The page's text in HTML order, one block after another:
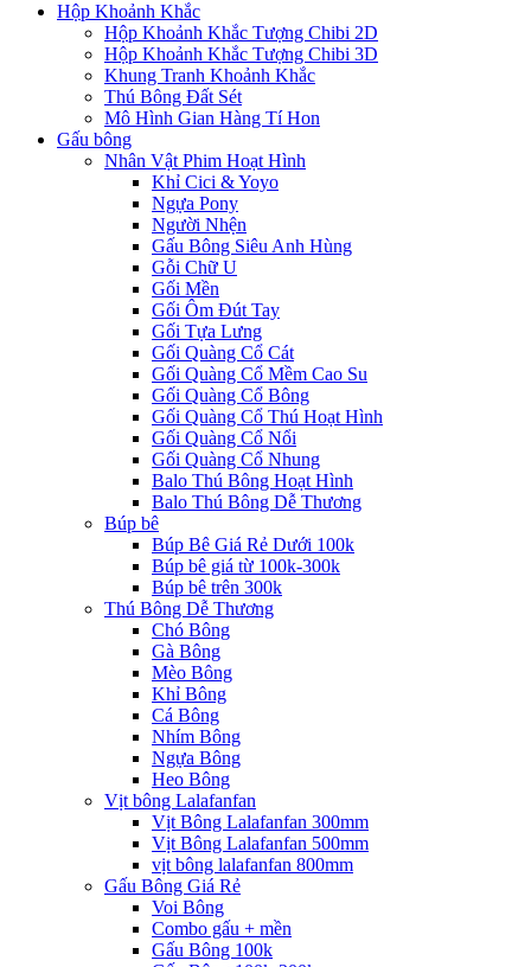
Hộp Khoảnh Khắc
Hộp Khoảnh Khắc Tượng Chibi 2D
Hộp Khoảnh Khắc Tượng Chibi 3D
Khung Tranh Khoảnh Khắc
Thú Bông Đất Sét
Mô Hình Gian Hàng Tí Hon
Gấu bông
Nhân Vật Phim Hoạt Hình
Khỉ Cici & Yoyo
Ngựa Pony
Người Nhện
Gấu Bông Siêu Anh Hùng
Gỗi Chữ U
Gối Mền
Gối Ôm Đút Tay
Gối Tựa Lưng
Gối Quàng Cổ Cát
Gối Quàng Cổ Mềm Cao Su
Gối Quàng Cổ Bông
Gối Quàng Cổ Thú Hoạt Hình
Gối Quàng Cổ Nổi
Gối Quàng Cổ Nhung
Balo Thú Bông Hoạt Hình
Balo Thú Bông Dễ Thương
Búp bê
Búp Bê Giá Rẻ Dưới 100k
Búp bê giá từ 100k-300k
Búp bê trên 300k
Thú Bông Dễ Thương
Chó Bông
Gà Bông
Mèo Bông
Khỉ Bông
Cá Bông
Nhím Bông
Ngựa Bông
Heo Bông
Vịt bông Lalafanfan
Vịt Bông Lalafanfan 300mm
Vịt Bông Lalafanfan 500mm
vịt bông lalafanfan 800mm
Gấu Bông Giá Rẻ
Voi Bông
Combo gấu + mền
Gấu Bông 100k